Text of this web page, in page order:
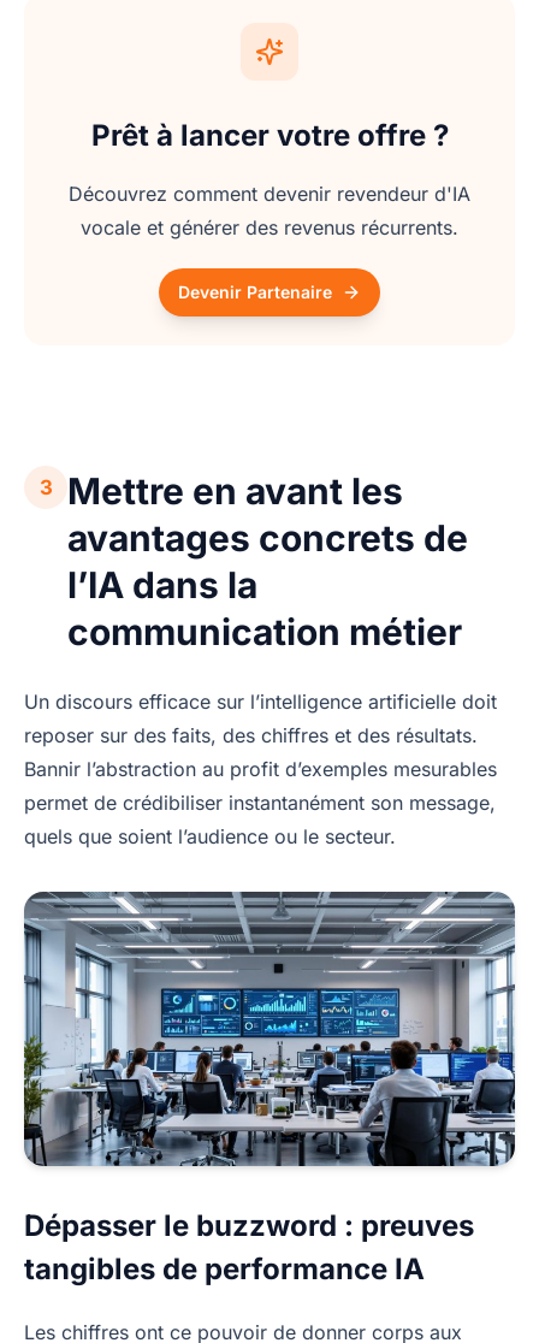
Prêt à lancer votre offre ?
Découvrez comment devenir revendeur d'IA
vocale et générer des revenus récurrents.
Devenir Partenaire
3
Mettre en avant les
avantages concrets de
l’IA dans la
communication métier
Un discours efficace sur l’intelligence artificielle doit
reposer sur des faits, des chiffres et des résultats.
Bannir l’abstraction au profit d’exemples mesurables
permet de crédibiliser instantanément son message,
quels que soient l’audience ou le secteur.
Dépasser le buzzword : preuves
tangibles de performance IA
Les chiffres ont ce pouvoir de donner corps aux